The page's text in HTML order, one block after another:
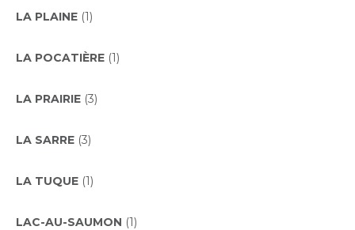
LA PLAINE (1)
LA POCATIÈRE (1)
LA PRAIRIE (3)
LA SARRE (3)
LA TUQUE (1)
LAC-AU-SAUMON (1)